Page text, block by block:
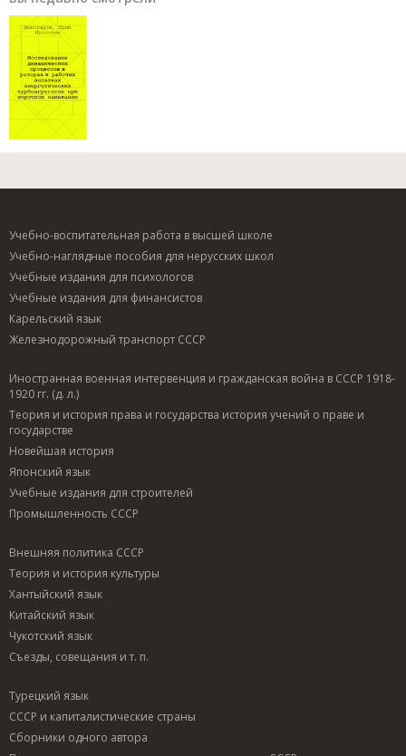
Учебно-воспитательная работа в высшей школе
Учебно-наглядные пособия для нерусских школ
Учебные издания для психологов
Учебные издания для финансистов
Карельский язык
Железнодорожный транспорт СССР
Иностранная военная интервенция и гражданская война в СССР 1918-
1920 гг. (д. л.)
Теория и история права и государства история учений о праве и
государстве
Новейшая история
Японский язык
Учебные издания для строителей
Промышленность СССР
Внешняя политика СССР
Теория и история культуры
Хантыйский язык
Китайский язык
Чукотский язык
Съезды, совещания и т. п.
Турецкий язык
СССР и капиталистические страны
Сборники одного автора